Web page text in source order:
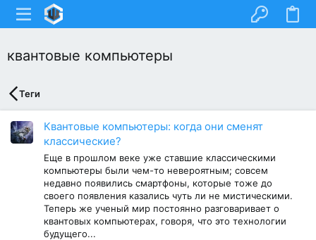
квантовые компьютеры
Теги
Квантовые компьютеры: когда они сменят
классические?
Еще в прошлом веке уже ставшие классическими
компьютеры были чем-то невероятным; совсем
недавно появились смартфоны, которые тоже до
своего появления казались чуть ли не мистическими.
Теперь же ученый мир постоянно разговаривает о
квантовых компьютерах, говоря, что это технологии
будущего...